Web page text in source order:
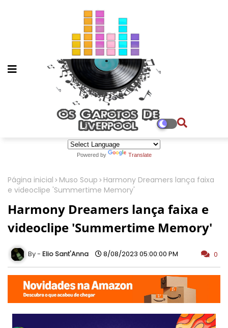
Powered by Translate
Página inicial Muso Soup
Harmony Dreamers lança faixa
e videoclipe 'Summertime Memory'
Harmony Dreamers lança faixa e
videoclipe 'Summertime Memory'
Elio Sant'Anna 8/08/2023 05:00:00 PM 0